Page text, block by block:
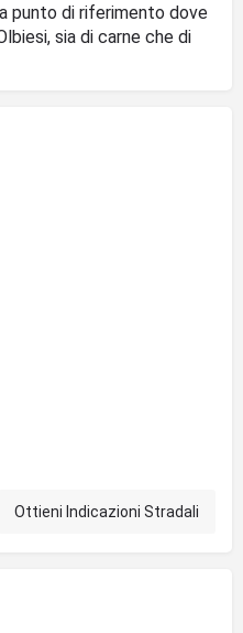
punto di riferimento dove
sia di carne che di
Ottieni Indicazioni Stradali